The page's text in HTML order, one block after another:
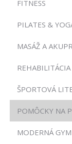
FITNESS
PILATES &
MASÁŽ A
REHABILITÁCIA
ŠPORTOVÁ
POMÔCKY NA
MODERNÁ